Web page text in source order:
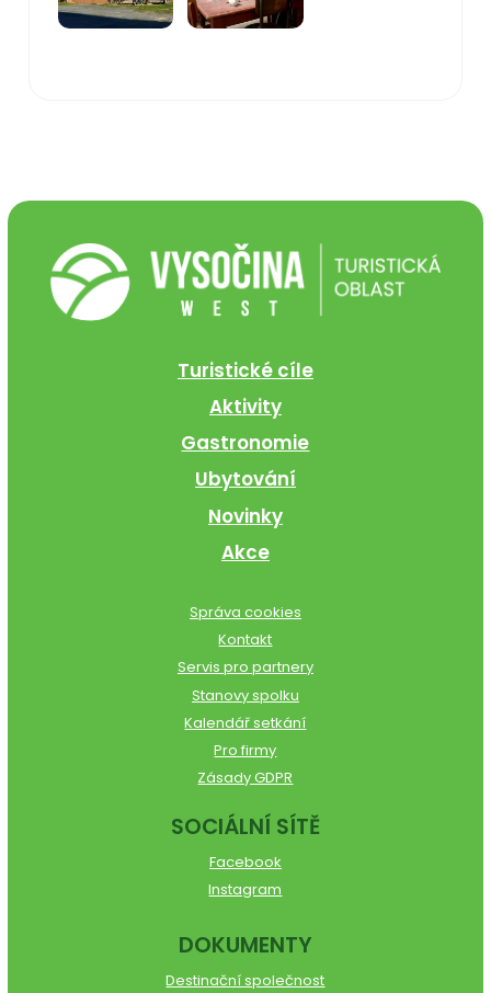
Turistické cíle
Aktivity
Gastronomie
Ubytování
Novinky
Akce
Správa cookies
Kontakt
Servis pro partnery
Stanovy spolku
Kalendář setkání
Pro firmy
Zásady GDPR
SOCIÁLNÍ SÍTĚ
Facebook
Instagram
DOKUMENTY
Destinační společnost